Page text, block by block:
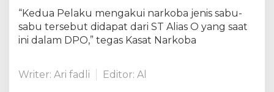
g
“Kedua Pelaku mengakui narkoba jenis sabu-
sabu tersebut didapat dari ST Alias O yang saat
ini dalam DPO,” tegas Kasat Narkoba
Writer: Ari fadli Editor: Al